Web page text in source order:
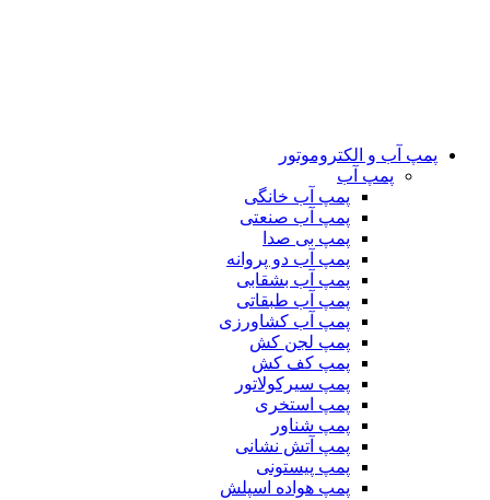
پمپ آب و الکتروموتور
پمپ آب
پمپ آب خانگی
پمپ آب صنعتی
پمپ بی صدا
پمپ آب دو پروانه
پمپ آب بشقابی
پمپ آب طبقاتی
پمپ آب کشاورزی
پمپ لجن کش
پمپ کف کش
پمپ سیرکولاتور
پمپ استخری
پمپ شناور
پمپ آتش نشانی
پمپ پیستونی
پمپ هواده اسپلش